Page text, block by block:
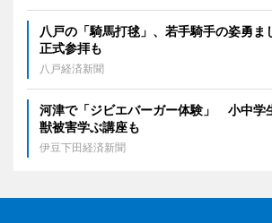
八戸の「騎馬打毬」、若手騎手の姿勇
正式参拝も
八戸経済新聞
河津で「ジビエバーガー体験」 小中学
獣被害学ぶ講座も
伊豆下田経済新聞